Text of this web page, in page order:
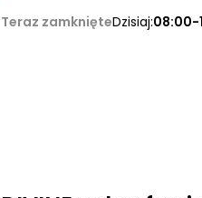
Teraz zamknięteDzisiaj:08:00-